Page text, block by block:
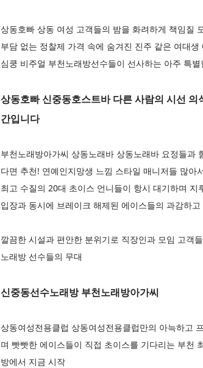
상동호빠 상동 여성 고객들의 밤을 화려하게 책임질
부담 없는 정찰제 가격 속에 숨겨진 진주 같은 여대
심쿵 비주얼 부천노래방선수들이 선사하는 아주 특
상동호빠 신중동호스트바 다른 사람의 시선
간입니다
부천노래방아가씨 상동노래바 상동노래바 요정들과
다면 추천! 연예인지망생 느낌 스타일 매니저들 많
최고 수질의 20대 초이스 언니들이 항시 대기하며
입장과 동시에 브레이크 해제된 에이스들의 과감하
깔끔한 시설과 편안한 분위기로 직장인과 모임 고객
노래방 선수들의 무대
신중동선수노래방 부천노래방아가씨
상동여성전용클럽 상동여성전용클럽만의 아늑하고
며 빳빳한 에이스들이 직접 초이스를 기다리는 부천
방에서 지금 시작